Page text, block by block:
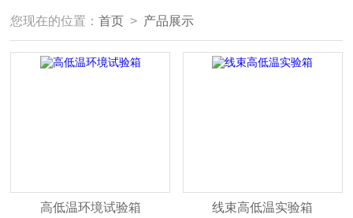
您现在的位置：首页 > 产品展示
高低温环境试验箱 线束高低温实验箱